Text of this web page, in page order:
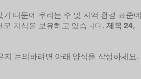
때문에 우리는 주 및 지역 환경 표준에
지식을 보유하고 있습니다. 제목 24,
논의하려면 아래 양식을 작성하세요.